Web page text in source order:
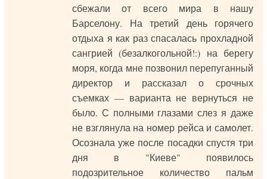
сбежали от всего мира в нашу
Барселону. На третий день горячего
отдыха я как раз спасалась прохладной
сангрией (безалкогольной!:) на берегу
моря, когда мне позвонил перепуганный
директор и рассказал о срочных
съемках — варианта не вернуться не
было. С полными глазами слез я даже
не взглянула на номер рейса и самолет.
Осознала уже после посадки спустя три
дня в "Киеве" появилось
подозрительное количество пальм